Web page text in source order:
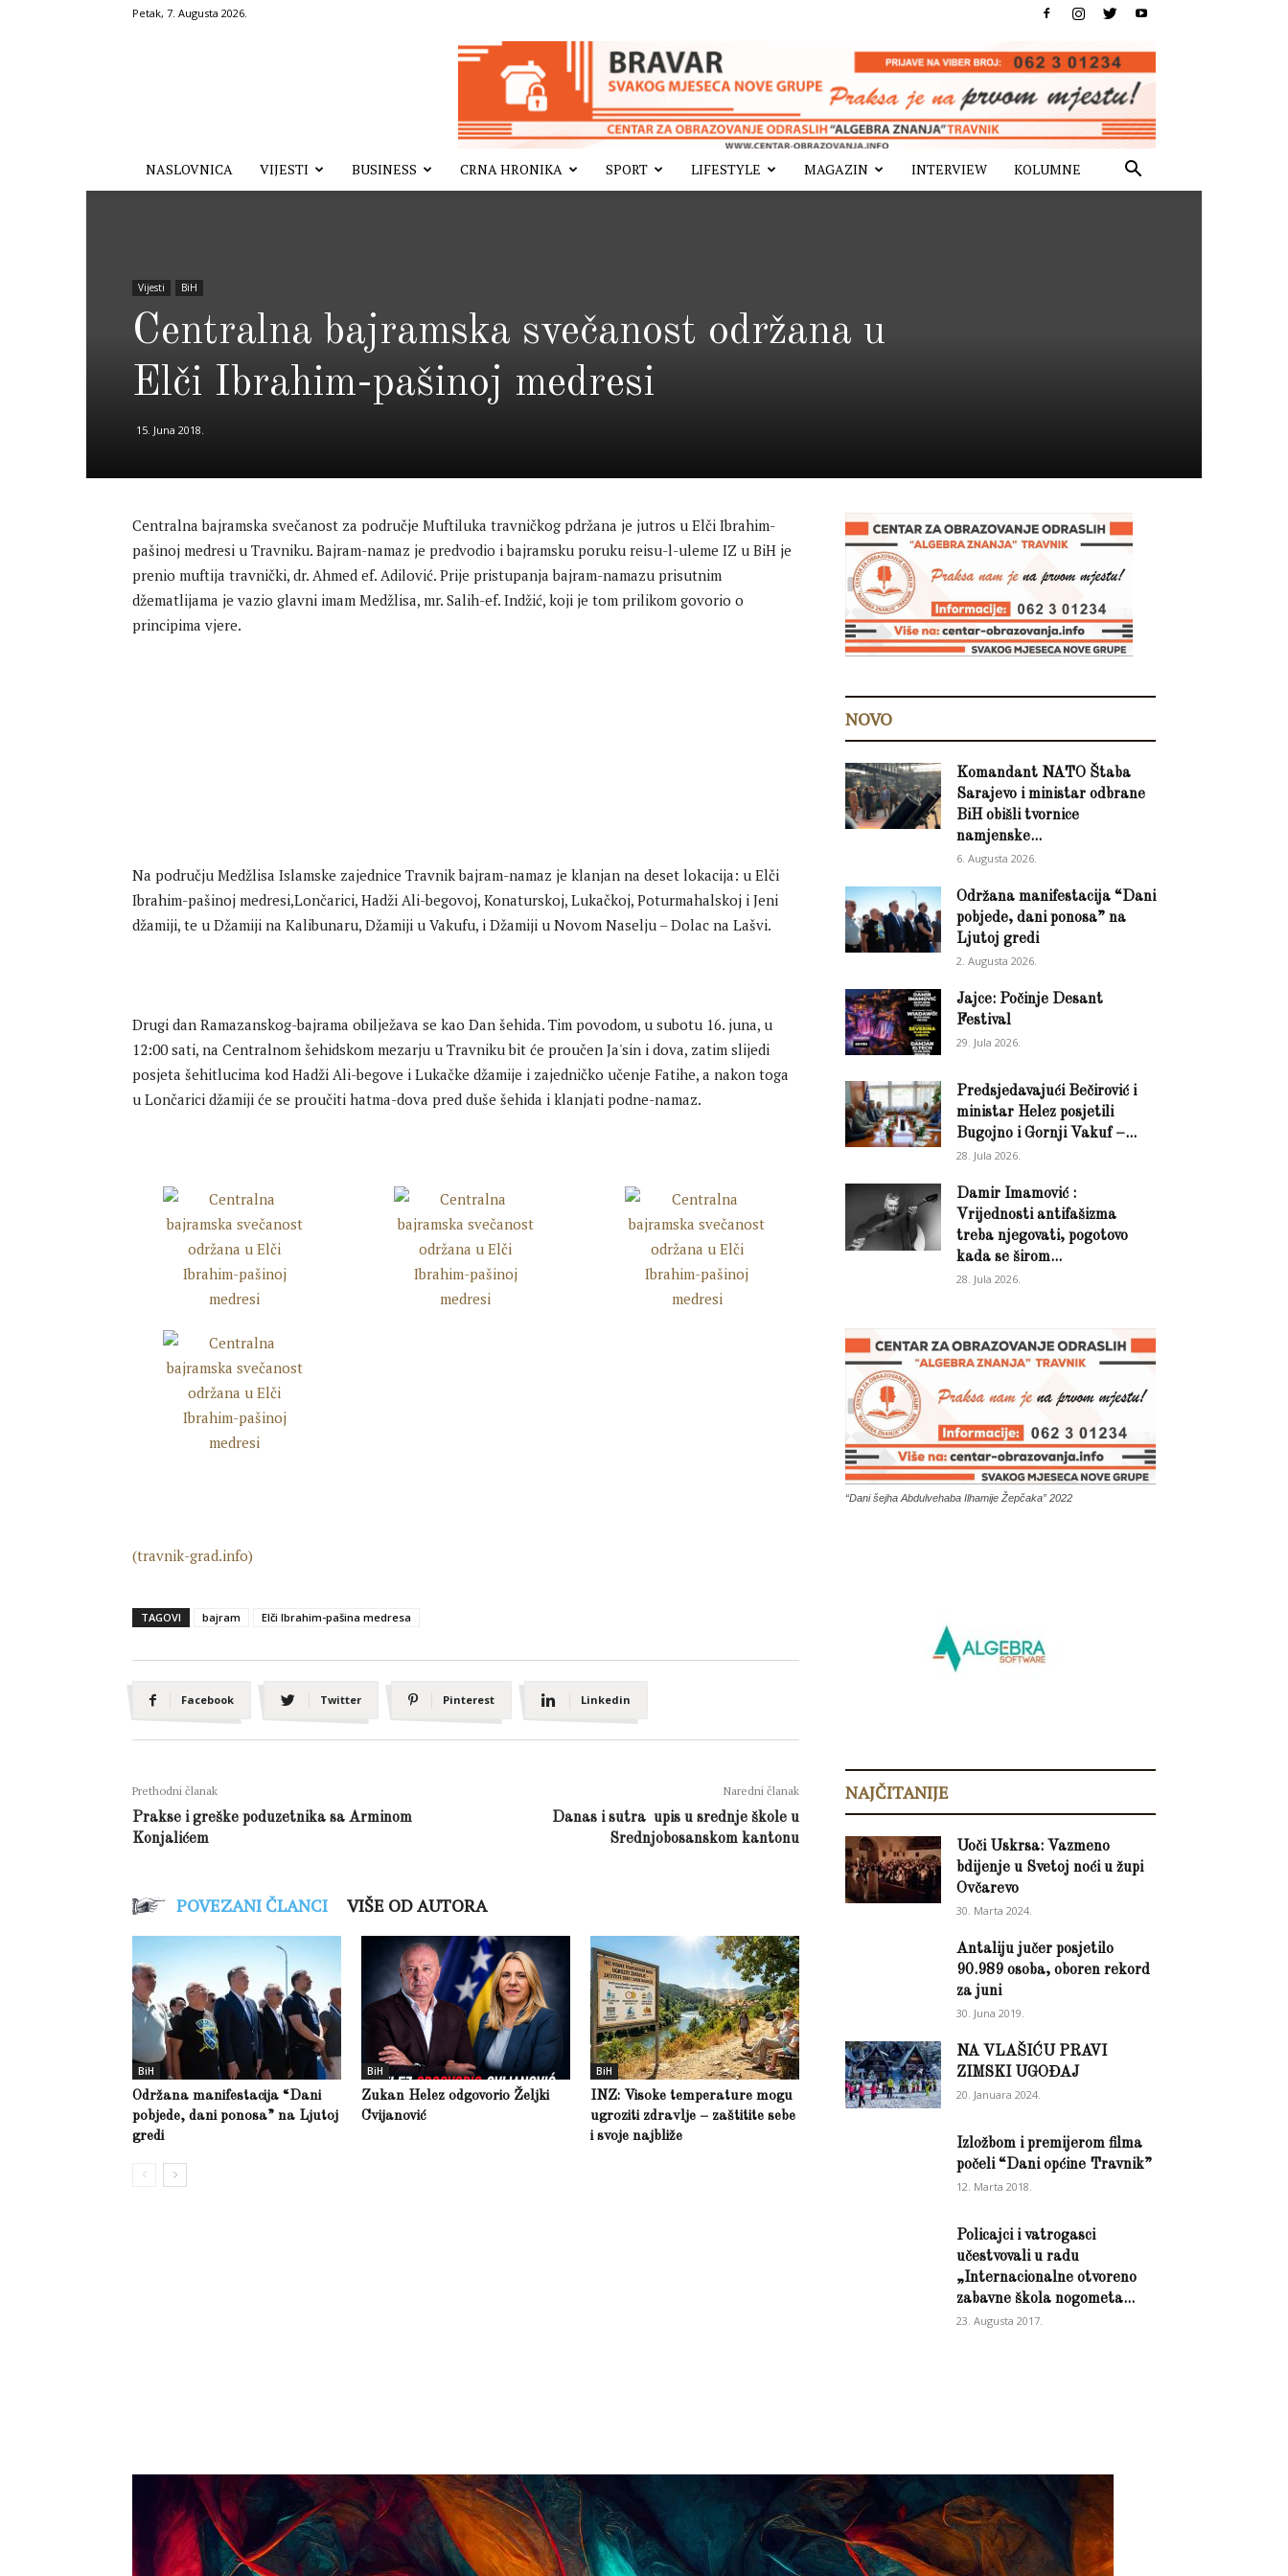
Petak, 7. Augusta 2026.
NASLOVNICA VIJESTI BUSINESS CRNA HRONIKA SPORT LIFESTYLE MAGAZIN INTERVIEW KOLUMNE
Vijesti BiH
Centralna bajramska svečanost održana u
Elči Ibrahim-pašinoj medresi
15. Juna 2018.
Centralna bajramska svečanost za područje Muftiluka travničkog pdržana je jutros u Elči Ibrahim-
pašinoj medresi u Travniku. Bajram-namaz je predvodio i bajramsku poruku reisu-l-uleme IZ u BiH je
prenio muftija travnički, dr. Ahmed ef. Adilović. Prije pristupanja bajram-namazu prisutnim
džematlijama je vazio glavni imam Medžlisa, mr. Salih-ef. Indžić, koji je tom prilikom govorio o
principima vjere.
Na području Medžlisa Islamske zajednice Travnik bajram-namaz je klanjan na deset lokacija: u Elči
Ibrahim-pašinoj medresi,Lončarici, Hadži Ali-begovoj, Konaturskoj, Lukačkoj, Poturmahalskoj i Jeni
džamiji, te u Džamiji na Kalibunaru, Džamiji u Vakufu, i Džamiji u Novom Naselju – Dolac na Lašvi.
Drugi dan Ramazanskog-bajrama obilježava se kao Dan šehida. Tim povodom, u subotu 16. juna, u
12:00 sati, na Centralnom šehidskom mezarju u Travniku bit će proučen Ja'sin i dova, zatim slijedi
posjeta šehitlucima kod Hadži Ali-begove i Lukačke džamije i zajedničko učenje Fatihe, a nakon toga
u Lončarici džamiji će se proučiti hatma-dova pred duše šehida i klanjati podne-namaz.
(travnik-grad.info)
TAGOVI bajram Elči Ibrahim-pašina medresa
Facebook Twitter Pinterest Linkedin
Prethodni članak
Prakse i greške poduzetnika sa Arminom
Konjalićem
Naredni članak
Danas i sutra upis u srednje škole u
Srednjobosanskom kantonu
POVEZANI ČLANCI VIŠE OD AUTORA
BiH
Održana manifestacija “Dani
pobjede, dani ponosa” na Ljutoj
gredi
BiH
Zukan Helez odgovorio Željki
Cvijanović
BiH
INZ: Visoke temperature mogu
ugroziti zdravlje – zaštitite sebe
i svoje najbliže
NOVO
Komandant NATO Štaba
Sarajevo i ministar odbrane
BiH obišli tvornice
namjenske...
6. Augusta 2026.
Održana manifestacija “Dani
pobjede, dani ponosa” na
Ljutoj gredi
2. Augusta 2026.
Jajce: Počinje Desant
Festival
29. Jula 2026.
Predsjedavajući Bečirović i
ministar Helez posjetili
Bugojno i Gornji Vakuf –...
28. Jula 2026.
Damir Imamović :
Vrijednosti antifašizma
treba njegovati, pogotovo
kada se širom...
28. Jula 2026.
“Dani šejha Abdulvehaba Ilhamije Žepčaka” 2022
NAJČITANIJE
Uoči Uskrsa: Vazmeno
bdijenje u Svetoj noći u župi
Ovčarevo
30. Marta 2024.
Antaliju jučer posjetilo
90.989 osoba, oboren rekord
za juni
30. Juna 2019.
NA VLAŠIĆU PRAVI
ZIMSKI UGOĐAJ
20. Januara 2024.
Izložbom i premijerom filma
počeli “Dani općine Travnik”
12. Marta 2018.
Policajci i vatrogasci
učestvovali u radu
„Internacionalne otvoreno
zabavne škola nogometa...
23. Augusta 2017.